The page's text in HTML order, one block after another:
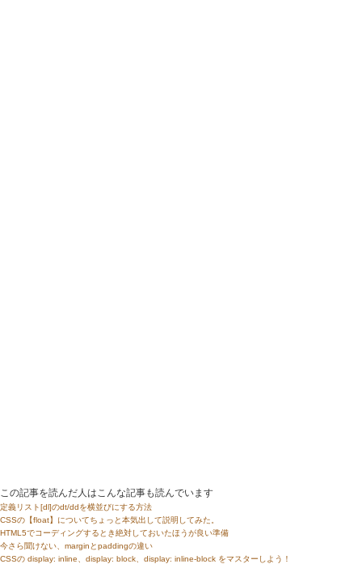
この記事を読んだ人はこんな記事も読んでいます
定義リスト[dl]のdt/ddを横並びにする方法
CSSの【float】についてちょっと本気出して説明してみた。
HTML5でコーディングするとき絶対しておいたほうが良い準備
今さら聞けない、marginとpaddingの違い
CSSの display: inline、display: block、display: inline-block をマスターしよう！